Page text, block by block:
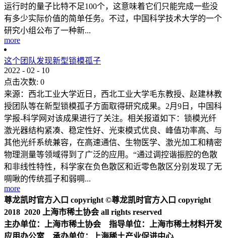
运行时的量子比特不足100个，这意味着它们只能完成一些没
有多少实际价值的简单任务。不过，中国科学技术大学的一个
研究小组公布了一种新...
more
这个团队发现新型锁模孤子
2022 - 02 - 10
点击次数: 0
来源：西北工业大学近日，西北工业大学毛东教授、赵建林教
授团队等在新型锁模孤子方面取得研究成果。2月9日，中国科
学报-科学网对该成果进行了关注。相关报道如下：锁模光纤
激光器结构紧凑、稳定性好、光束模式优良、峰值功率高、与
其他光纤系统兼容，在高速通信、生物医学、激光加工和精密
物理测量等领域得到了广泛的应用。“通过调控谐振腔的色散
和非线性特性，科学家在负色散区和近零色散区分别发现了无
啁啾的传统孤子和弱啁...
more
尊龙凯时官方入口 copyright ©尊龙凯时官方入口 copyright
2018 2020 上海市稀土协会 all rights reserved
主办单位：上海市稀土协会 指导单位：上海市稀土材料开发
应用办公室 承办单位：上海稀土产业促进中心